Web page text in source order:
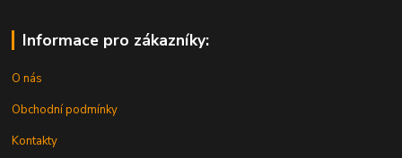
Informace pro zákazníky:
O nás
Obchodní podmínky
Kontakty